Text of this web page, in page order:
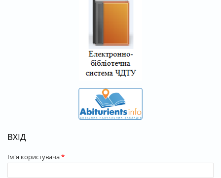
ВХІД
Ім'я користувача*